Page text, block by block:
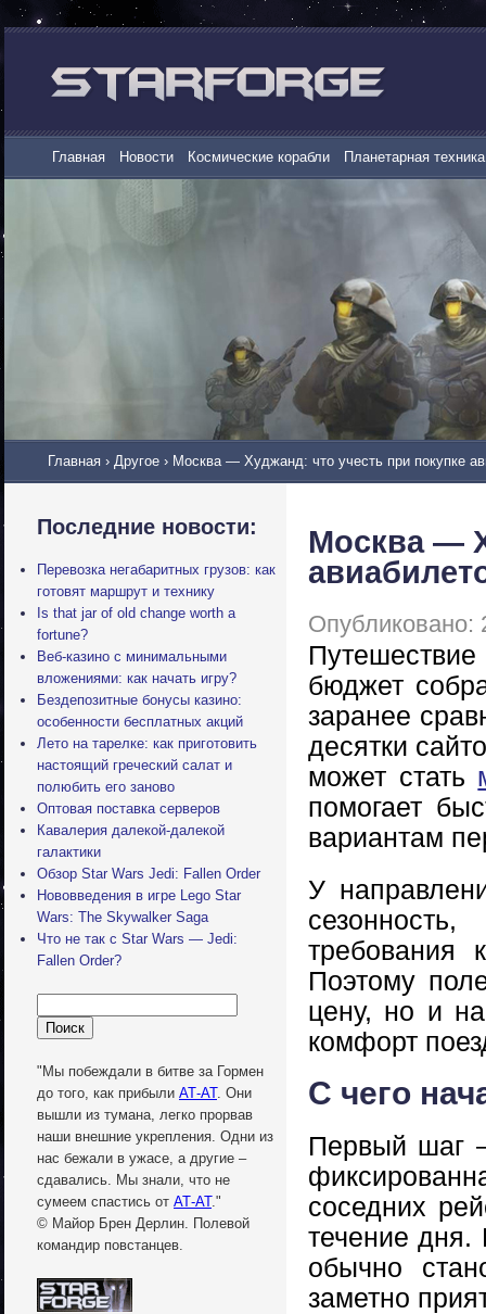
Главная Новости Космические корабли Планетарная техника
Главная › Другое › Москва — Худжанд: что учесть при покупке
Последние новости:
Перевозка негабаритных грузов: как
готовят маршрут и технику
Is that jar of old change worth a
fortune?
Веб-казино с минимальными
вложениями: как начать игру?
Бездепозитные бонусы казино:
особенности бесплатных акций
Лето на тарелке: как приготовить
настоящий греческий салат и
полюбить его заново
Оптовая поставка серверов
Кавалерия далекой-далекой
галактики
Обзор Star Wars Jedi: Fallen Order
Нововведения в игре Lego Star
Wars: The Skywalker Saga
Что не так с Star Wars — Jedi:
Fallen Order?
"Мы побеждали в битве за Гормен
до того, как прибыли АТ-АТ. Они
вышли из тумана, легко прорвав
наши внешние укрепления. Одни из
нас бежали в ужасе, а другие –
сдавались. Мы знали, что не
сумеем спастись от АТ-АТ."
© Майор Брен Дерлин. Полевой
командир повстанцев.
Москва —
Опубликовано:
бюджет
заранее
десятки
может стать
помогает
вариантам
У
требования
Поэтому
цену, но и
комфорт
С чего
Первый шаг
соседних
течение дня.
обычно
заметно